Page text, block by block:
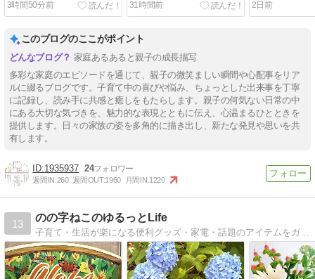
3時間50分前
31時間前
2日前
このブログのここがポイント
家庭あるあると親子の成長描写
多彩な家庭のエピソードを通じて、親子の微笑ましい瞬間や心配事をリア
ルに綴るブログです。子育て中の喜びや悩み、ちょっとした出来事を丁寧
に記録し、読み手に共感と癒しをもたらします。親子の何気ない日常の中
にある大切な気づきを、魅力的な表現とともに伝え、心温まるひとときを
提供します。日々の家族の姿を多角的に描き出し、新たな発見や思いを共
有します。
1935937 24
週間IN:260 週間OUT:1960 月間IN:1220
13
のの字ねこのゆるっとLife
子育て・生活が楽になる便利グッズ・家電・話題のアイテムをガチレポ＆紹介！ユルく働く家事が苦手な2児のママ。